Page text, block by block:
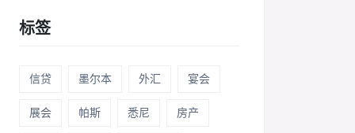
标签
信贷 墨尔本 外汇 宴会
展会 帕斯 悉尼 房产